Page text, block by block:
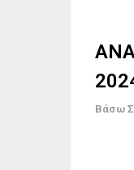
Βάσω